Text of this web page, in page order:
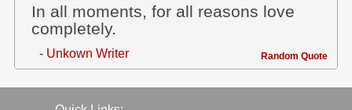
In all moments, for all reasons love
completely.
- Unkown Writer Random Quote